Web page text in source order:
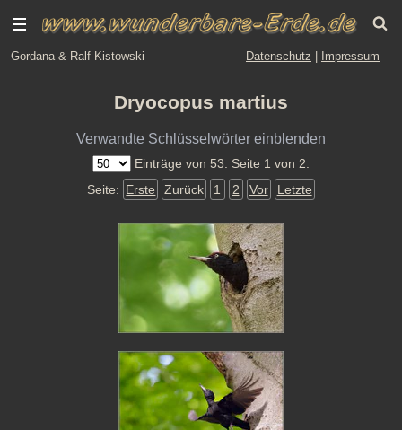
Gordana & Ralf Kistowski Datenschutz Impressum
Dryocopus martius
Verwandte Schlüsselwörter einblenden
Einträge von 53. Seite 1 von 2.
Seite: Erste Zurück 1 2 Vor Letzte